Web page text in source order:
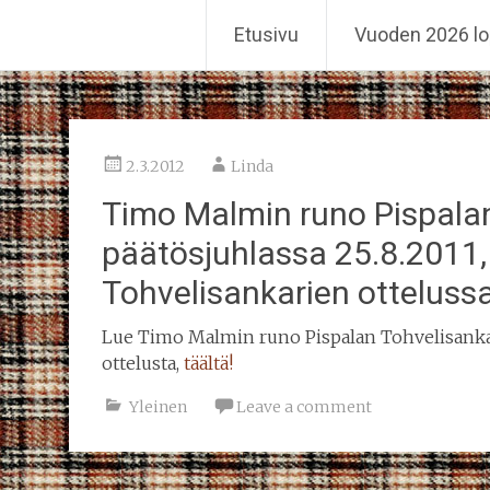
Skip
to
content
Reiskahöntsyn MM-kisat
Etusivu Vuoden 2026
2.3.2012 Linda
Timo Malmin runo
päätösjuhlassa
Tohvelisankarien
Lue Timo Malmin runo Pispalan
ottelusta, täältä!
Yleinen Leave a comment